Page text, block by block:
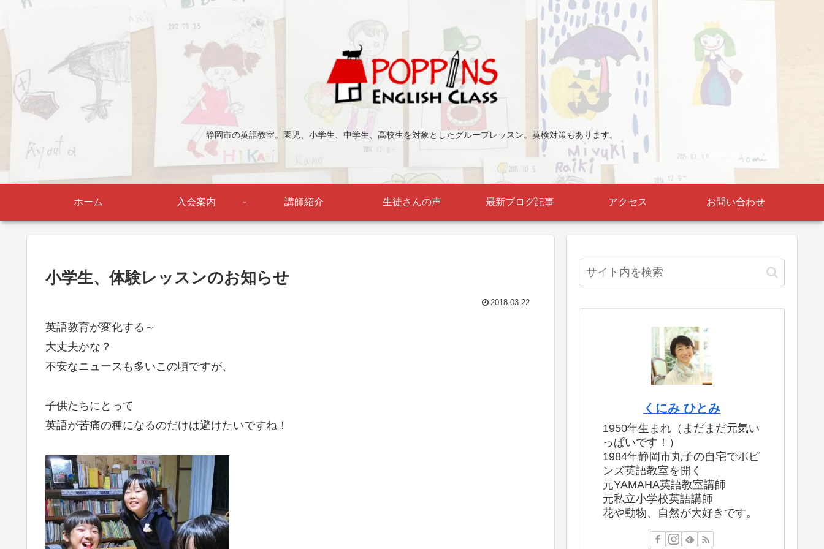
静岡市の英語教室。園児、小学生、中学生、高校生を対象としたグループレッスン。英検対策もあります。
ホーム 入会案内 講師紹介 生徒さんの声 最新ブログ記事 アクセス お問い合わせ
小学生、体験レッスンのお知らせ
2018.03.22
英語教育が変化する～
大丈夫かな？
不安なニュースも多いこの頃ですが、
子供たちにとって
英語が苦痛の種になるのだけは避けたいですね！
くにみ ひとみ
1950年生まれ（まだまだ元気い
っぱいです！）
1984年静岡市丸子の自宅でポピ
ンズ英語教室を開く
元YAMAHA英語教室講師
元私立小学校英語講師
花や動物、自然が大好きです。